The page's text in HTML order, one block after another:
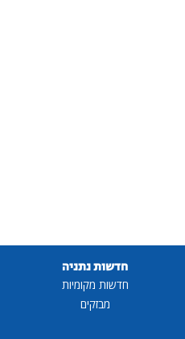
חדשות נתניה
חדשות מקומיות
מבזקים